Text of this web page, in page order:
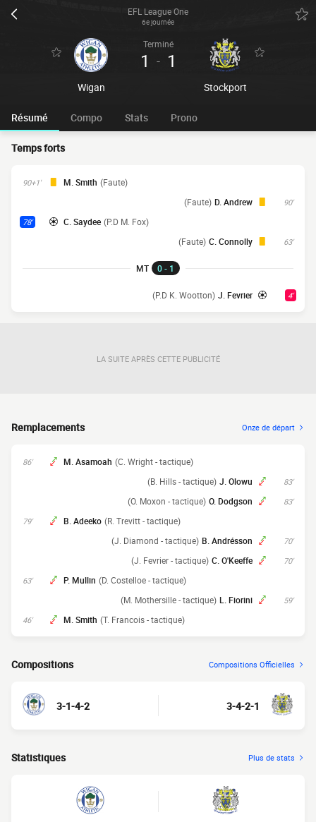
EFL League One
6e journée
Wigan
Terminé
1 - 1
Stockport
Résumé Compo Stats Prono
Temps forts
90+1' M. Smith (Faute)
90'
D. Andrew
(Faute)
78' C. Saydee (P.D M. Fox)
63'
C. Connolly
(Faute)
MT 0 - 1
4'
J. Fevrier
(P.D K. Wootton)
LA SUITE APRÈS CETTE PUBLICITÉ
Remplacements Onze de départ
86' M. Asamoah (C. Wright - tactique)
83'
J. Olowu
(B. Hills - tactique)
83'
O. Dodgson
(O. Moxon - tactique)
79' B. Adeeko (R. Trevitt - tactique)
70'
B. Andrésson
(J. Diamond - tactique)
70'
C. O'Keeffe
(J. Fevrier - tactique)
63' P. Mullin (D. Costelloe - tactique)
59'
L. Fiorini
(M. Mothersille - tactique)
46' M. Smith (T. Francois - tactique)
Compositions Compositions Officielles
3-1-4-2 3-4-2-1
Statistiques Plus de stats